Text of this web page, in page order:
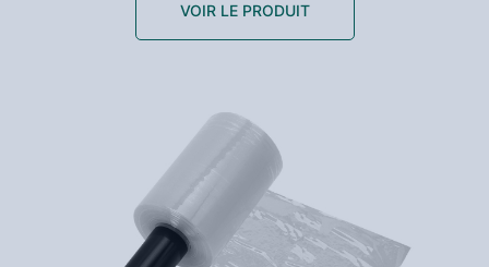
VOIR LE PRODUIT